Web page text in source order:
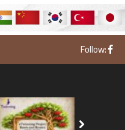
Follow: